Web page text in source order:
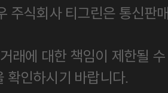
주식회사 티그린은 통신판
래에 대한 책임이 제한될
확인하시기 바랍니다.